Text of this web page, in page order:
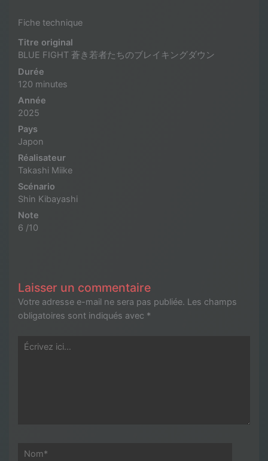
Fiche technique
Titre original
BLUE FIGHT 蒼き若者たちのブレイキングダウン
Durée
120 minutes
Année
2025
Pays
Japon
Réalisateur
Takashi Miike
Scénario
Shin Kibayashi
Note
6 /10
Laisser un commentaire
Votre adresse e-mail ne sera pas publiée. Les champs
obligatoires sont indiqués avec *
Écrivez
Nom*